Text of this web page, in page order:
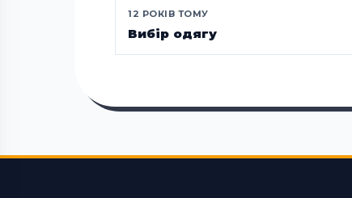
12 РОКІВ ТОМУ
Вибір одягу